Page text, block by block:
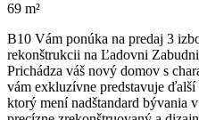
69 m²
B10 Vám ponúka na predaj 3
rekonštrukcii na Ľadovni
Prichádza váš nový domov s
vám exkluzívne predstavuje
ktorý mení nadštandard bývania